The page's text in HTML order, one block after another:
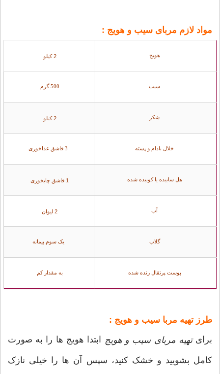
مواد لازم مربای سیب و هویج :
هویج 2 کیلو
سیب 500 گرم
شکر 2 کیلو
خلال بادام و پسته
هل سابیده یا کوبیده شده 1 قاشق چایخوری
آب 2 لیوان
گلاب یک سوم پیمانه
پوست پرتقال رنده شده به مقدار کم
طرز تهیه مربا سیب و هویج :
برایتهیه مربای سیب و هویج ابتدا هویج ها را به صورت
کامل بشویید و خشک کنید، سپس آن ها را خیلی نازک